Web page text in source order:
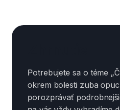
Potrebujete sa o téme
okrem bolesti zuba
porozprávať